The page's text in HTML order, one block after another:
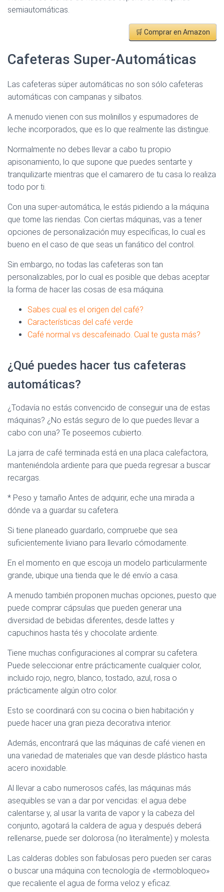
semiautomáticas.
🛒 Comprar en Amazon
Cafeteras Super-Automáticas
Las cafeteras súper automáticas no son sólo cafeteras
automáticas con campanas y silbatos.
A menudo vienen con sus molinillos y espumadores de
leche incorporados, que es lo que realmente las distingue.
Normalmente no debes llevar a cabo tu propio
apisonamiento, lo que supone que puedes sentarte y
tranquilizarte mientras que el camarero de tu casa lo realiza
todo por ti.
Con una super-automática, le estás pidiendo a la máquina
que tome las riendas. Con ciertas máquinas, vas a tener
opciones de personalización muy específicas, lo cual es
bueno en el caso de que seas un fanático del control.
Sin embargo, no todas las cafeteras son tan
personalizables, por lo cual es posible que debas aceptar
la forma de hacer las cosas de esa máquina.
Sabes cual es el origen del café?
Características del café verde
Café normal vs descafeinado. Cual te gusta más?
¿Qué puedes hacer tus cafeteras
automáticas?
¿Todavía no estás convencido de conseguir una de estas
máquinas? ¿No estás seguro de lo que puedes llevar a
cabo con una? Te poseemos cubierto.
La jarra de café terminada está en una placa calefactora,
manteniéndola ardiente para que pueda regresar a buscar
recargas.
* Peso y tamaño Antes de adquirir, eche una mirada a
dónde va a guardar su cafetera.
Si tiene planeado guardarlo, compruebe que sea
suficientemente liviano para llevarlo cómodamente.
En el momento en que escoja un modelo particularmente
grande, ubique una tienda que le dé envío a casa.
A menudo también proponen muchas opciones, puesto que
puede comprar cápsulas que pueden generar una
diversidad de bebidas diferentes, desde lattes y
capuchinos hasta tés y chocolate ardiente.
Tiene muchas configuraciones al comprar su cafetera.
Puede seleccionar entre prácticamente cualquier color,
incluido rojo, negro, blanco, tostado, azul, rosa o
prácticamente algún otro color.
Esto se coordinará con su cocina o bien habitación y
puede hacer una gran pieza decorativa interior.
Además, encontrará que las máquinas de café vienen en
una variedad de materiales que van desde plástico hasta
acero inoxidable.
Al llevar a cabo numerosos cafés, las máquinas más
asequibles se van a dar por vencidas: el agua debe
calentarse y, al usar la varita de vapor y la cabeza del
conjunto, agotará la caldera de agua y después deberá
rellenarse, puede ser dolorosa (no literalmente) y molesta.
Las calderas dobles son fabulosas pero pueden ser caras
o buscar una máquina con tecnología de «termobloqueo»
que recaliente el agua de forma veloz y eficaz.